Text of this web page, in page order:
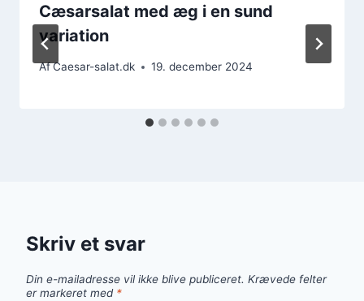
Cæsarsalat med æg i en sund
variation
AfCaesar-salat.dk 19. december 2024
Skriv et svar
Din e-mailadresse vil ikke blive publiceret. Krævede felter
er markeret med *